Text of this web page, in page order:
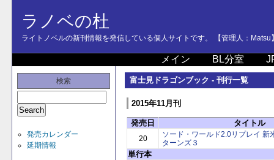
ラノベの杜
ライトノベルの新刊情報を発信している個人サイトです。 【管理人：Matsu
メイン BL分室
検索
発売カレンダー
延期情報
富士見ドラゴンブック - 刊行一覧
2015年11月刊
発売日 タイトル
20
ソード・ワールド2.0リプレイ 新
ターンズ３
単行本